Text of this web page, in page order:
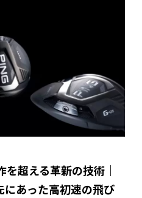
を超える革新の技術｜
にあった高初速の飛び